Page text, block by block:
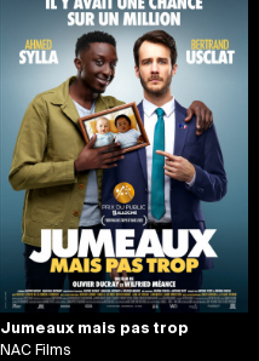
Jumeaux mais pas trop
NAC Films